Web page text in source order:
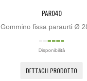
PAR040
Gommino fissa paraurti Ø
Disponibilità
DETTAGLI PRODOTTO